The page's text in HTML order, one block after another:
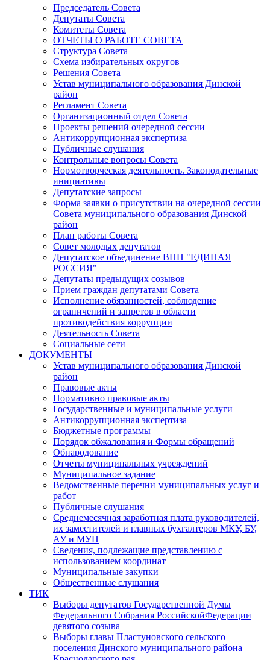
Председатель Совета
Депутаты Совета
Комитеты Совета
ОТЧЕТЫ О РАБОТЕ СОВЕТА
Структура Совета
Схема избирательных округов
Решения Совета
Устав муниципального образования Динской
район
Регламент Совета
Организационный отдел Совета
Проекты решений очередной сессии
Антикоррупционная экспертиза
Публичные слушания
Контрольные вопросы Совета
Нормотворческая деятельность. Законодательные
инициативы
Депутатские запросы
Форма заявки о присутствии на очередной сессии
Совета муниципального образования Динской
район
План работы Совета
Совет молодых депутатов
Депутатское объединение ВПП "ЕДИНАЯ
РОССИЯ"
Депутаты предыдущих созывов
Прием граждан депутатами Совета
Исполнение обязанностей, соблюдение
ограничений и запретов в области
противодействия коррупции
Деятельность Совета
Социальные сети
ДОКУМЕНТЫ
Устав муниципального образования Динской
район
Правовые акты
Нормативно правовые акты
Государственные и муниципальные услуги
Антикоррупционная экспертиза
Бюджетные программы
Порядок обжалования и Формы обращений
Обнародование
Отчеты муниципальных учреждений
Муниципальное задание
Ведомственные перечни муниципальных услуг и
работ
Публичные слушания
Среднемесячная заработная плата руководителей,
их заместителей и главных бухгалтеров МКУ, БУ,
АУ и МУП
Сведения, подлежащие представлению с
использованием координат
Муниципальные закупки
Общественные слушания
ТИК
Выборы депутатов Государственной Думы
Федерального Собрания РоссийскойФедерации
девятого созыва
Выборы главы Пластуновского сельского
поселения Динского муниципального района